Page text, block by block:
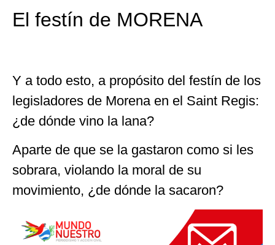
El festín de MORENA
Y a todo esto, a propósito del festín de los
legisladores de Morena en el Saint Regis:
¿de dónde vino la lana?
Aparte de que se la gastaron como si les
sobrara, violando la moral de su
movimiento, ¿de dónde la sacaron?